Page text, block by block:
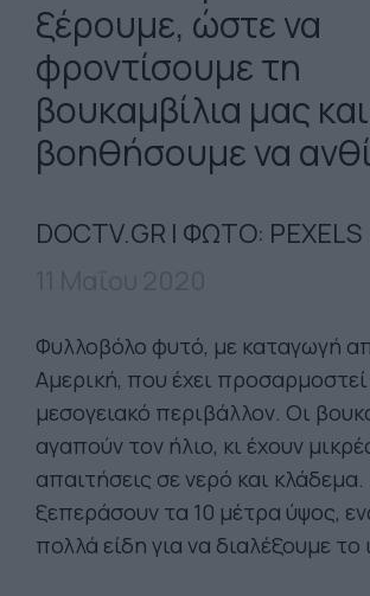
ξέρουμε, ώστε να
φροντίσουμε τη
βουκαμβίλια μας
βοηθήσουμε να
DOCTV.GR | ΦΩΤΟ: PEXELS
Φυλλοβόλο φυτό, με καταγωγή
Αμερική, που έχει
μεσογειακό περιβάλλον. Οι
αγαπούν τον ήλιο, κι έχουν
απαιτήσεις σε νερό και
ξεπεράσουν τα 10 μέτρα ύψος,
πολλά είδη για να διαλέξουμε το